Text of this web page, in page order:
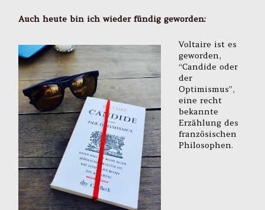
Auch heute bin ich wieder fündig geworden:
Voltaire ist es
geworden,
“Candide oder
der
Optimismus”,
eine recht
bekannte
Erzählung des
französischen
Philosophen.